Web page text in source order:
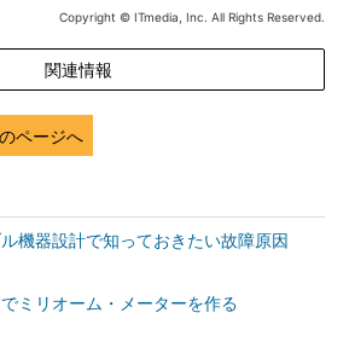
Copyright © ITmedia, Inc. All Rights Reserved.
関連情報
ページへ
機器設計で知っておきたい故障原因
ミリオーム・メーターを作る